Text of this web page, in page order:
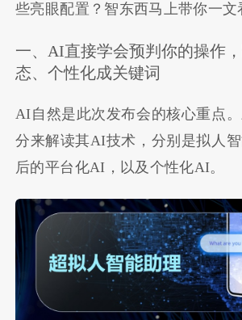
些亮眼配置？智东西马上带你一文
一、AI直接学会预判你的操作
态、个性化成关键词
AI自然是此次发布会的核心重点
分来解读其AI技术，分别是拟人
后的平台化AI，以及个性化AI。